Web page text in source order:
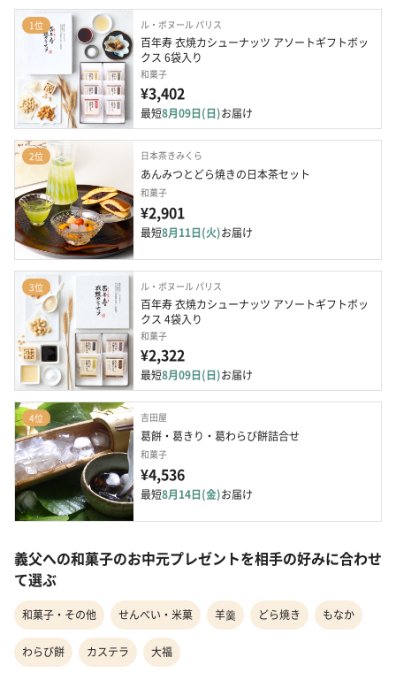
1位 ル・ボヌール パリス
百年寿 衣焼カシューナッツ アソートギフトボッ
クス 6袋入り
和菓子
¥3,402
最短8月09日(日)お届け
2位 日本茶きみくら
あんみつとどら焼きの日本茶セット
和菓子
¥2,901
最短8月11日(火)お届け
3位 ル・ボヌール パリス
百年寿 衣焼カシューナッツ アソートギフトボッ
クス 4袋入り
和菓子
¥2,322
最短8月09日(日)お届け
4位 吉田屋
葛餅・葛きり・葛わらび餅詰合せ
和菓子
¥4,536
最短8月14日(金)お届け
義父への和菓子のお中元プレゼントを相手の好みに合わせ
て選ぶ
和菓子・その他 せんべい・米菓 羊羹 どら焼き もなか
わらび餅 カステラ 大福